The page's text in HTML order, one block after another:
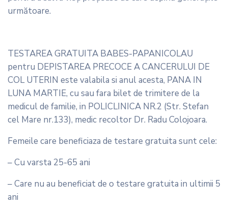
următoare.
TESTAREA GRATUITA BABES-PAPANICOLAU
pentru DEPISTAREA PRECOCE A CANCERULUI DE
COL UTERIN este valabila si anul acesta, PANA IN
LUNA MARTIE, cu sau fara bilet de trimitere de la
medicul de familie, in POLICLINICA NR.2 (Str. Stefan
cel Mare nr.133), medic recoltor Dr. Radu Colojoara.
Femeile care beneficiaza de testare gratuita sunt cele:
– Cu varsta 25-65 ani
– Care nu au beneficiat de o testare gratuita in ultimii 5
ani